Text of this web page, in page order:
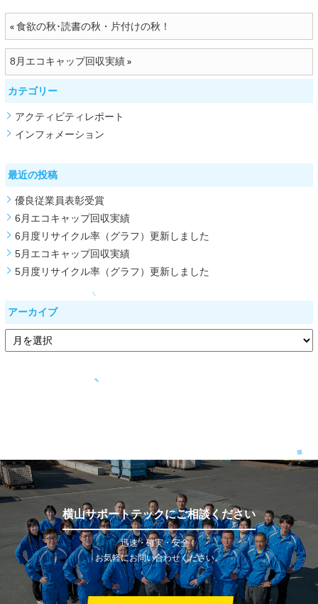
« 食欲の秋･読書の秋・片付けの秋！
8月エコキャップ回収実績»
カテゴリー
アクティビティレポート
インフォメーション
最近の投稿
優良従業員表彰受賞
6月エコキャップ回収実績
6月度リサイクル率（グラフ）更新しました
5月エコキャップ回収実績
5月度リサイクル率（グラフ）更新しました
アーカイブ
横山サポートテックにご相談ください
迅速・確実・安全！
お気軽にお問い合わせください。